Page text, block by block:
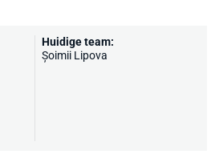
Huidige team:
Șoimii Lipova